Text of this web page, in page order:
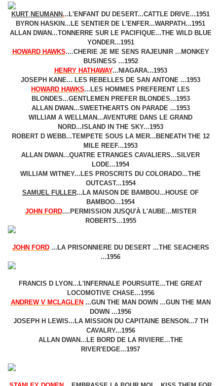
KURT NEUMANN...L'ENFANT DU DESERT...CATTLE DRIVE...1951
BYRON HASKIN...LE SENTIER DE L'ENFER...WARPATH...1951
ALLAN DWAN...TONNERRE SUR LE PACIFIQUE...THE WILD BLUE
YONDER...1951
HOWARD HAWKS....CHERIE JE ME SENS RAJEUNIR ...MONKEY
BUSINESS ...1952
HENRY HATHAWAY...NIAGARA...1953
JOSEPH KANE... LES REBELLES DE SAN ANTONE ...1953
HOWARD HAWKS...LES HOMMES PREFERENT LES
BLONDES...GENTLEMEN PREFER BLONDES...1953
ALLAN DWAN...SWEETHEARTS ON PARADE ...1953
WILLIAM A WELLMAN...AVENTURE DANS LE GRAND
NORD...ISLAND IN THE SKY...1953
ROBERT D WEBB...TEMPETE SOUS LA MER...BENEATH THE 12
MILE REEF...1953
ALLAN DWAN...QUATRE ETRANGES CAVALIERS...SILVER
LODE...1954
WILLIAM WITNEY...LES PROSCRITS DU COLORADO...THE
OUTCAST...1954
SAMUEL FULLER...LA MAISON DE BAMBOU...HOUSE OF
BAMBOO...1954
JOHN FORD....PERMISSION JUSQU'À L'AUBE...MISTER
ROBERTS...1955
JOHN FORD...LA PRISONNIERE DU DESERT ...THE SEACHERS
...1956
FRANCIS D LYON...L'INFERNALE POURSUITE...THE GREAT
LOCOMOTIVE CHASE...1956
ANDREW V MCLAGLEN ...GUN THE MAN DOWN ...GUN THE MAN
DOWN ...1956
JOSEPH H LEWIS...LA MISSION DU CAPITAINE BENSON...7 TH
CAVALRY...1956
ALLAN DWAN...LE BORD DE LA RIVIERE...THE
RIVER'EDGE...1957